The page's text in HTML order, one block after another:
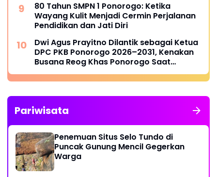
80 Tahun SMPN 1 Ponorogo: Ketika
Wayang Kulit Menjadi Cermin Perjalanan
Pendidikan dan Jati Diri
Dwi Agus Prayitno Dilantik sebagai Ketua
DPC PKB Ponorogo 2026–2031, Kenakan
Busana Reog Khas Ponorogo Saat
Pelantikan
Pariwisata
Penemuan Situs Selo Tundo di
Puncak Gunung Mencil Gegerkan
Warga